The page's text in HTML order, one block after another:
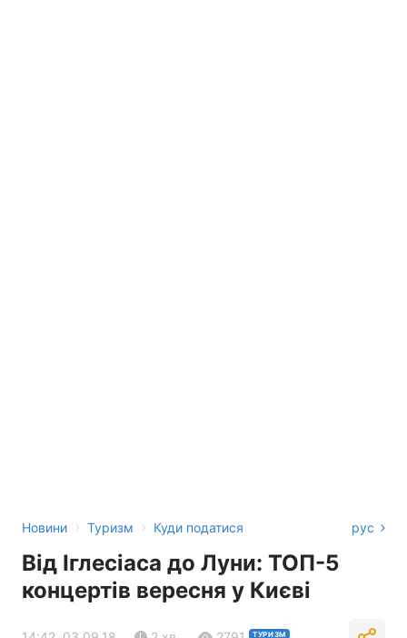
Новини › Туризм › Куди податися рус
Від Іглесіаса до Луни: ТОП-5
концертів вересня у Києві
ТУРИЗМ